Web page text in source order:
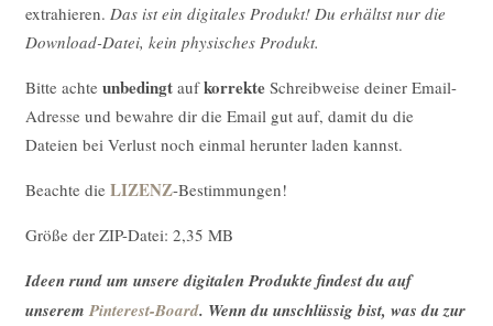
extrahieren. Das ist ein digitales Produkt! Du erhältst nur die
Download-Datei, kein physisches Produkt.
Bitte achte unbedingtaufkorrekteSchreibweise deiner Email-
Adresse und bewahre dir die Email gut auf, damit du die
Dateien bei Verlust noch einmal herunter laden kannst.
Beachte die LIZENZ-Bestimmungen!
Größe der ZIP-Datei: 2,35 MB
Ideen rund um unsere digitalen Produkte findest du auf
unserem Pinterest-Board. Wenn du unschlüssig bist, was du zur